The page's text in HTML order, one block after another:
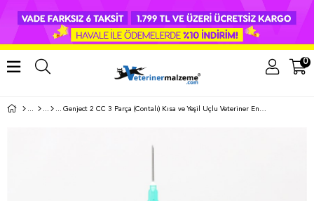
0
Genject 2 CC 3 Parça (Contalı) Kısa ve Yeşil Uçlu Veteriner Enjektörü 250'li Paket